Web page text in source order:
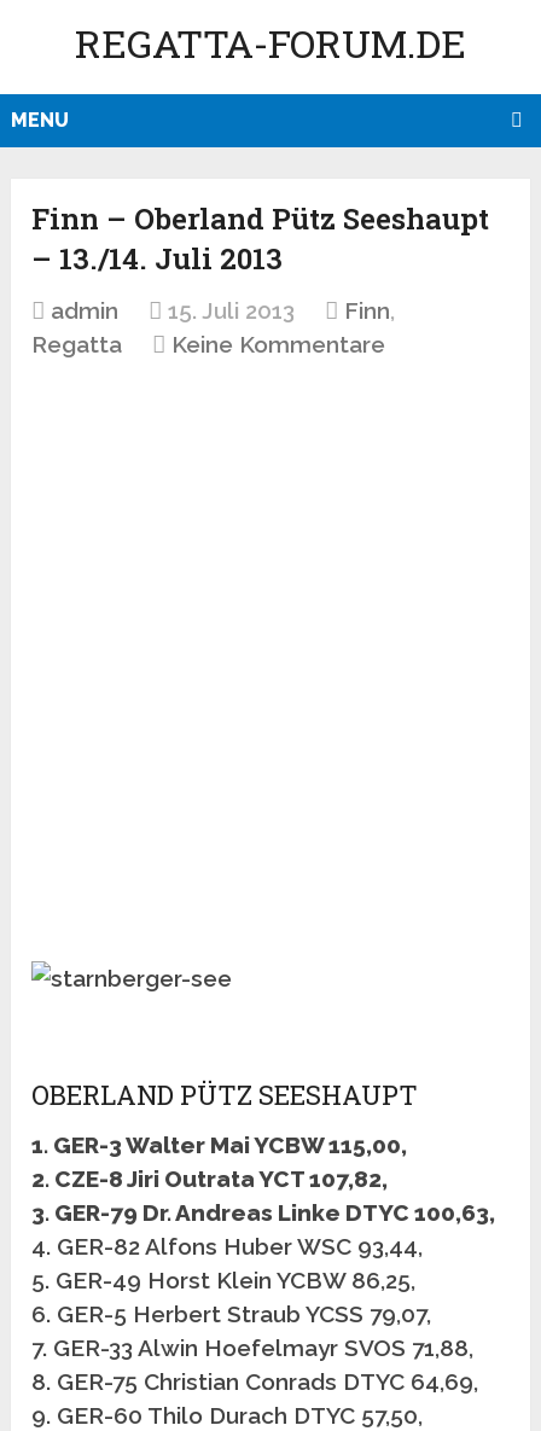
REGATTA-FORUM.DE
MENU
Finn – Oberland Pütz Seeshaupt
– 13./14. Juli 2013
admin 15. Juli 2013 Finn,
Regatta
Keine Kommentare
OBERLAND PÜTZ SEESHAUPT
1. GER-3 Walter Mai YCBW 115,00,
2. CZE-8 Jiri Outrata YCT 107,82,
3. GER-79 Dr. Andreas Linke DTYC 100,63,
4. GER-82 Alfons Huber WSC 93,44,
5. GER-49 Horst Klein YCBW 86,25,
6. GER-5 Herbert Straub YCSS 79,07,
7. GER-33 Alwin Hoefelmayr SVOS 71,88,
8. GER-75 Christian Conrads DTYC 64,69,
9. GER-60 Thilo Durach DTYC 57,50,